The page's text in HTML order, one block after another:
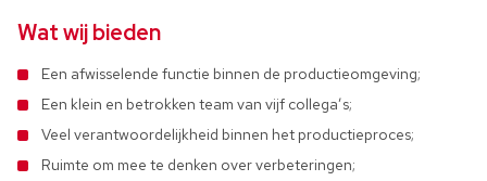
Wat wij bieden
Een afwisselende functie binnen de productieomgeving;
Een klein en betrokken team van vijf collega’s;
Veel verantwoordelijkheid binnen het productieproces;
Ruimte om mee te denken over verbeteringen;